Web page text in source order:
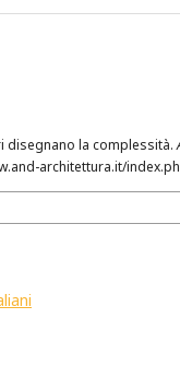
disegnano la complessità.
architettura.it/